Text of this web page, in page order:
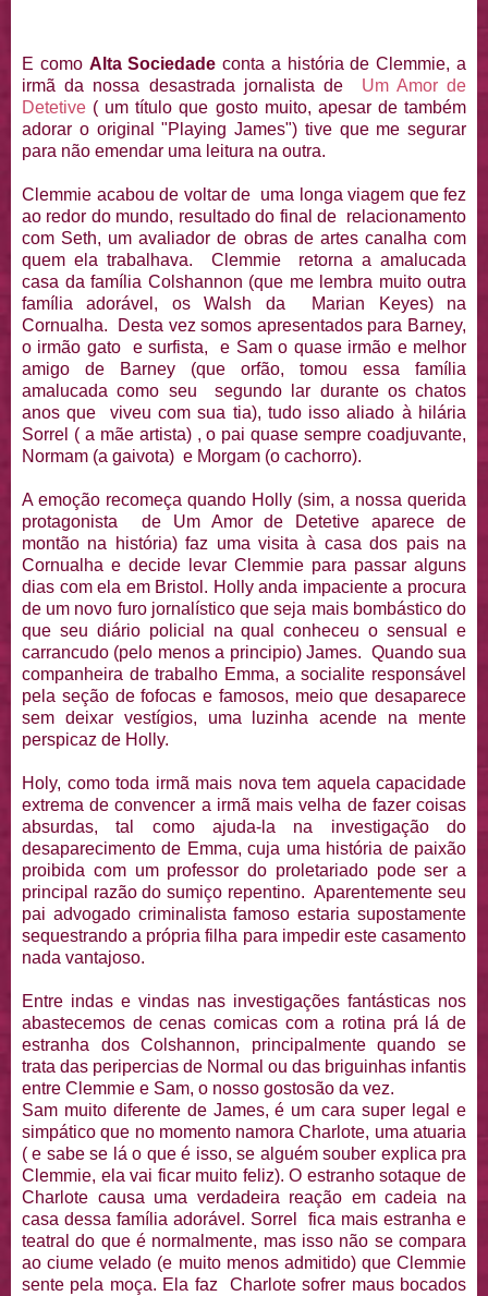
E como Alta Sociedade conta a história de Clemmie, a
irmã da nossa desastrada jornalista de Um Amor de
Detetive ( um título que gosto muito, apesar de também
adorar o original "Playing James") tive que me segurar
para não emendar uma leitura na outra.
Clemmie acabou de voltar de uma longa viagem que fez
ao redor do mundo, resultado do final de relacionamento
com Seth, um avaliador de obras de artes canalha com
quem ela trabalhava. Clemmie retorna a amalucada
casa da família Colshannon (que me lembra muito outra
família adorável, os Walsh da Marian Keyes) na
Cornualha. Desta vez somos apresentados para Barney,
o irmão gato e surfista, e Sam o quase irmão e melhor
amigo de Barney (que orfão, tomou essa família
amalucada como seu segundo lar durante os chatos
anos que viveu com sua tia), tudo isso aliado à hilária
Sorrel ( a mãe artista) , o pai quase sempre coadjuvante,
Normam (a gaivota) e Morgam (o cachorro).
A emoção recomeça quando Holly (sim, a nossa querida
protagonista de Um Amor de Detetive aparece de
montão na história) faz uma visita à casa dos pais na
Cornualha e decide levar Clemmie para passar alguns
dias com ela em Bristol. Holly anda impaciente a procura
de um novo furo jornalístico que seja mais bombástico do
que seu diário policial na qual conheceu o sensual e
carrancudo (pelo menos a principio) James. Quando sua
companheira de trabalho Emma, a socialite responsável
pela seção de fofocas e famosos, meio que desaparece
sem deixar vestígios, uma luzinha acende na mente
perspicaz de Holly.
Holy, como toda irmã mais nova tem aquela capacidade
extrema de convencer a irmã mais velha de fazer coisas
absurdas, tal como ajuda-la na investigação do
desaparecimento de Emma, cuja uma história de paixão
proibida com um professor do proletariado pode ser a
principal razão do sumiço repentino. Aparentemente seu
pai advogado criminalista famoso estaria supostamente
sequestrando a própria filha para impedir este casamento
nada vantajoso.
Entre indas e vindas nas investigações fantásticas nos
abastecemos de cenas comicas com a rotina prá lá de
estranha dos Colshannon, principalmente quando se
trata das peripercias de Normal ou das briguinhas infantis
entre Clemmie e Sam, o nosso gostosão da vez.
Sam muito diferente de James, é um cara super legal e
simpático que no momento namora Charlote, uma atuaria
( e sabe se lá o que é isso, se alguém souber explica pra
Clemmie, ela vai ficar muito feliz). O estranho sotaque de
Charlote causa uma verdadeira reação em cadeia na
casa dessa família adorável. Sorrel fica mais estranha e
teatral do que é normalmente, mas isso não se compara
ao ciume velado (e muito menos admitido) que Clemmie
sente pela moça. Ela faz Charlote sofrer maus bocados